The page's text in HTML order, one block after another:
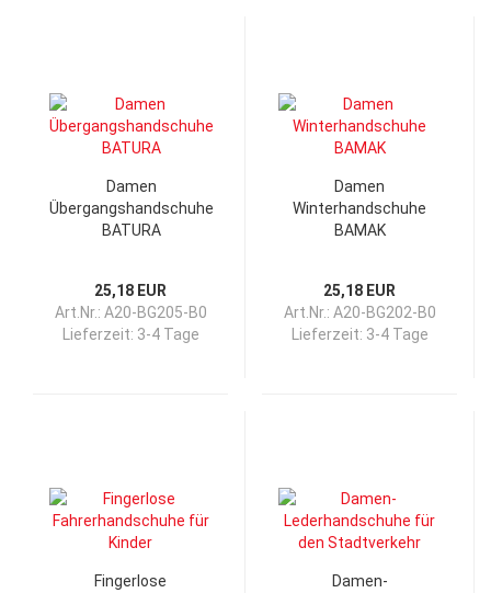
Damen
Übergangshandschuhe
BATURA
25,18 EUR
Art.Nr.: A20-BG205-B0
Lieferzeit: 3-4 Tage
Damen
Winterhandschuhe
BAMAK
25,18 EUR
Art.Nr.: A20-BG202-B0
Lieferzeit: 3-4 Tage
Fingerlose
Damen-